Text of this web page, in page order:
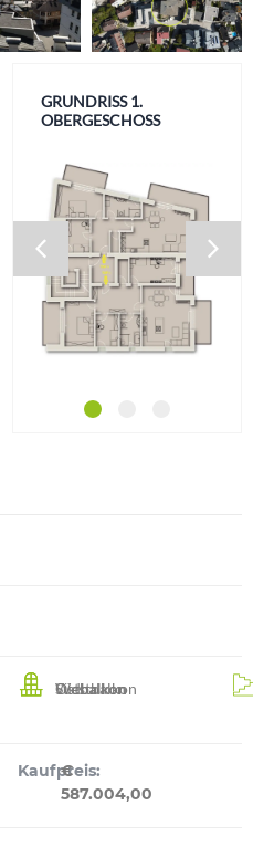
GRUNDRISS 1.
OBERGESCHOSS
PARKDECK
KELLERGESCHOSS
Südbalkon
Ostbalkon
Westbalkon
Kaufpreis:
€
587.004,00